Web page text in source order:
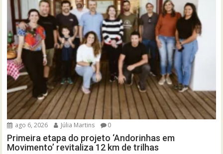
ago 6, 2026 Júlia Martins 0
Primeira etapa do projeto ‘Andorinhas em
Movimento’ revitaliza 12 km de trilhas